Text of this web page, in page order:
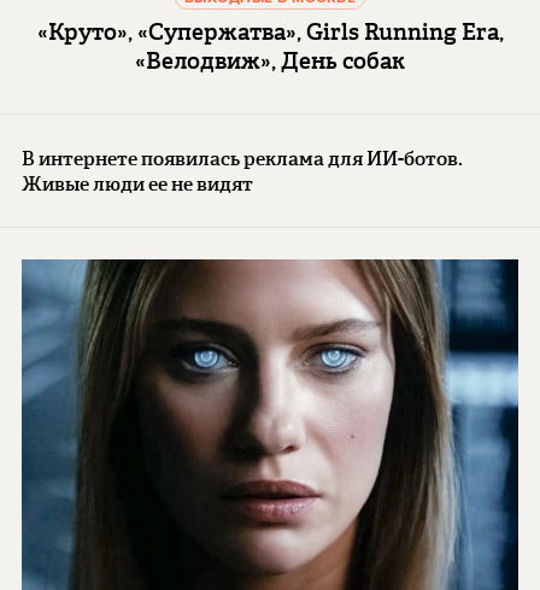
«Круто», «Супержатва», Girls Running Era,
«Велодвиж», День собак
В интернете появилась реклама для ИИ-ботов.
Живые люди ее не видят